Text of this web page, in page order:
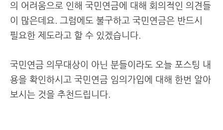
의 어려움으로 인해 국민연금에 대해 회의적인 의견들
이 많은데요. 그럼에도 불구하고 국민연금은 반드시
필요한 제도라고 할 수 있겠습니다.
국민연금 의무대상이 아닌 분들이라도 오늘 포스팅 내
용을 확인하시고 국민연금 임의가입에 대해 한번 알아
보시는 것을 추천드립니다.